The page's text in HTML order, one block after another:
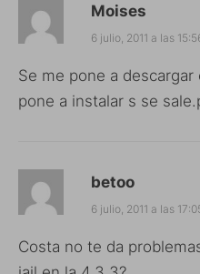
Moises
6 julio, 2011 a las
Se me pone a
pone a instalar s se
betoo
6 julio, 2011 a las
Costa no te da